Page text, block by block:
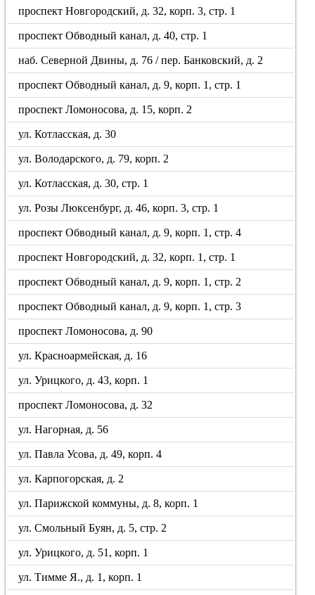
проспект Новгородский, д. 32, корп. 3, стр. 1
проспект Обводный канал, д. 40, стр. 1
наб. Северной Двины, д. 76 / пер. Банковский, д. 2
проспект Обводный канал, д. 9, корп. 1, стр. 1
проспект Ломоносова, д. 15, корп. 2
ул. Котласская, д. 30
ул. Володарского, д. 79, корп. 2
ул. Котласская, д. 30, стр. 1
ул. Розы Люксенбург, д. 46, корп. 3, стр. 1
проспект Обводный канал, д. 9, корп. 1, стр. 4
проспект Новгородский, д. 32, корп. 1, стр. 1
проспект Обводный канал, д. 9, корп. 1, стр. 2
проспект Обводный канал, д. 9, корп. 1, стр. 3
проспект Ломоносова, д. 90
ул. Красноармейская, д. 16
ул. Урицкого, д. 43, корп. 1
проспект Ломоносова, д. 32
ул. Нагорная, д. 56
ул. Павла Усова, д. 49, корп. 4
ул. Карпогорская, д. 2
ул. Парижской коммуны, д. 8, корп. 1
ул. Смольный Буян, д. 5, стр. 2
ул. Урицкого, д. 51, корп. 1
ул. Тимме Я., д. 1, корп. 1